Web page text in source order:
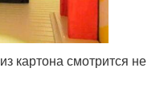
картона смотрится не